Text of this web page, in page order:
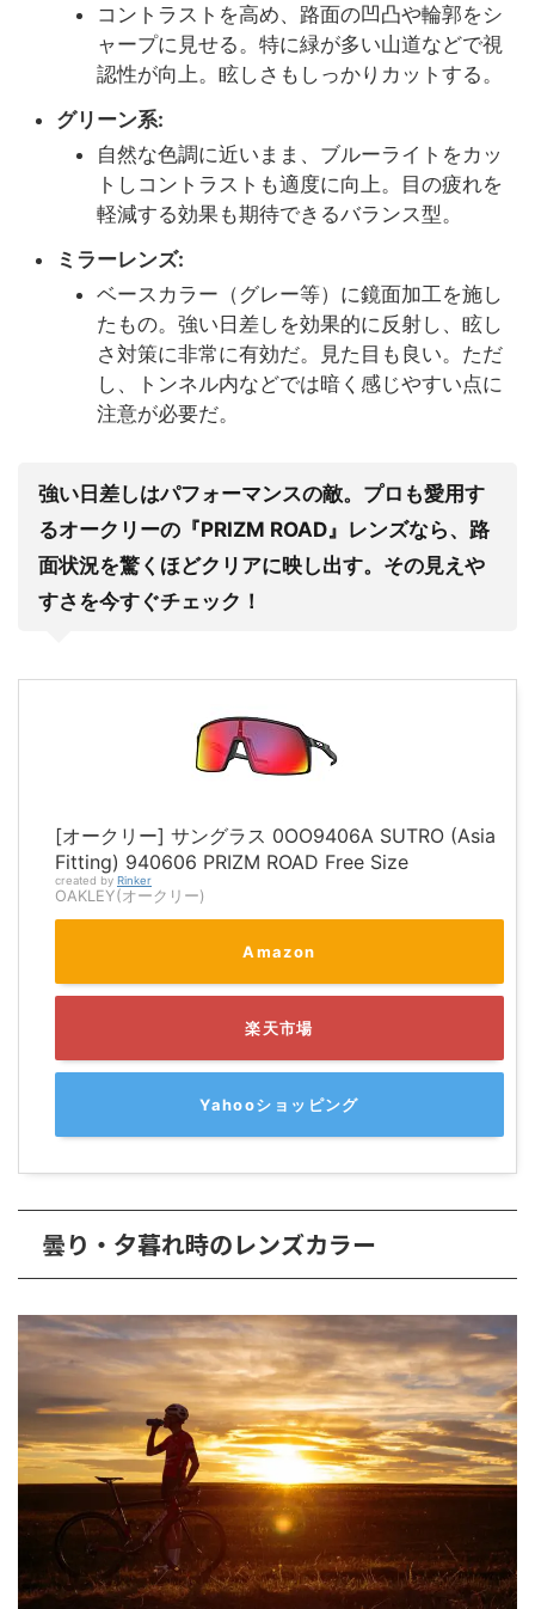
コントラストを高め、路面の凹凸や輪郭をシ
ャープに見せる。特に緑が多い山道などで視
認性が向上。眩しさもしっかりカットする。
グリーン系:
自然な色調に近いまま、ブルーライトをカッ
トしコントラストも適度に向上。目の疲れを
軽減する効果も期待できるバランス型。
ミラーレンズ:
ベースカラー（グレー等）に鏡面加工を施し
たもの。強い日差しを効果的に反射し、眩し
さ対策に非常に有効だ。見た目も良い。ただ
し、トンネル内などでは暗く感じやすい点に
注意が必要だ。
強い日差しはパフォーマンスの敵。プロも愛用す
るオークリーの『PRIZM ROAD』レンズなら、路
面状況を驚くほどクリアに映し出す。その見えや
すさを今すぐチェック！
[オークリー] サングラス 0OO9406A SUTRO (Asia
Fitting) 940606 PRIZM ROAD Free Size
created by Rinker
OAKLEY(オークリー)
Amazon
楽天市場
Yahooショッピング
曇り・夕暮れ時のレンズカラー